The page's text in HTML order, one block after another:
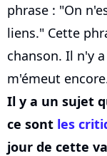
phrase : "On
liens." Cette
chanson. Il n'y
m'émeut
Il y a un sujet
ce sont les
jour de cette